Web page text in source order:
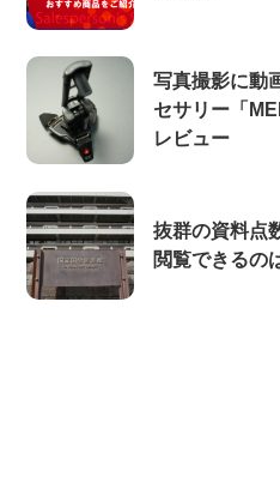
写真撮影に動
セサリー「
レビュー
抜群の資料点
閲覧できるの